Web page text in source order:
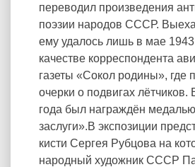
переводил произведения
поэзии народов СССР.
ему удалось лишь в мае 1943
качестве корреспондента
газеты «Сокол родины», где
очерки о подвигах лётчиков.
года был награждён
заслуги».В экспозиции
кисти Сергея Рубцова на
народный художник СССР